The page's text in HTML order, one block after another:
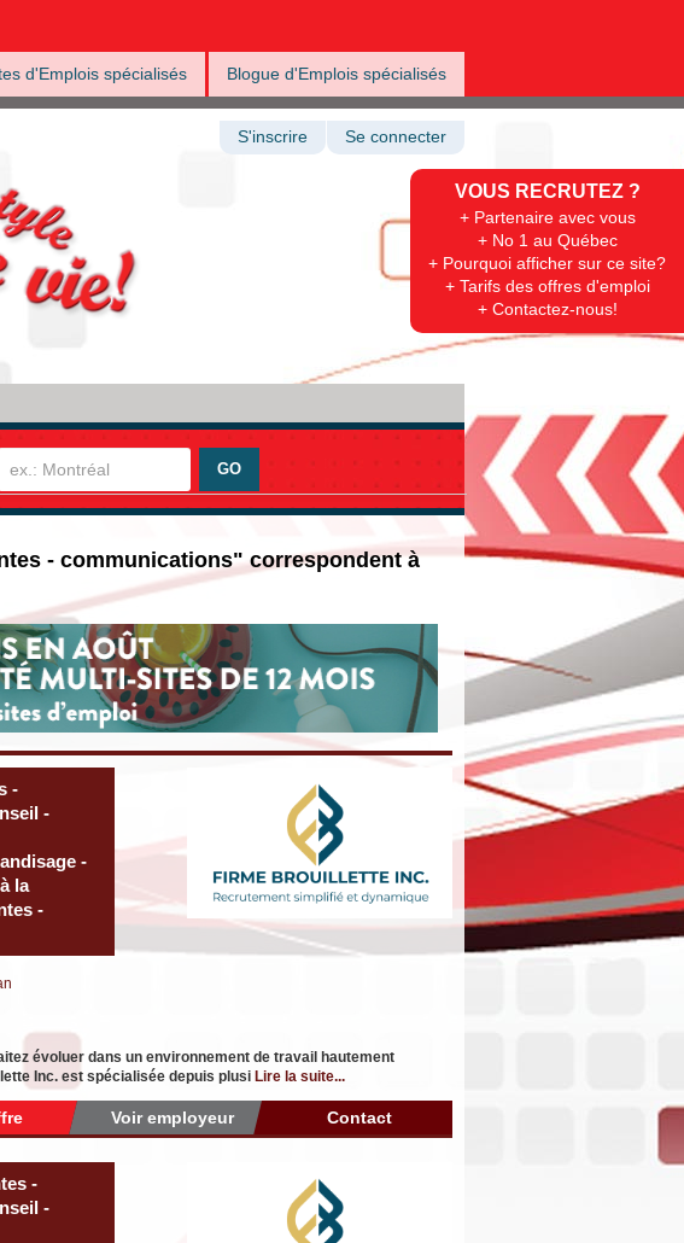
d'Emplois spécialisés Blogue d'Emplois spécialisés
VOUS RECRUTEZ ?
+ Partenaire avec vous
+ No 1 au Québec
+ Pourquoi afficher sur ce site?
+ Tarifs des offres d'emploi
+ Contactez-nous!
S'inscrire Se connecter
- communications" correspondent à
-
-
-
la
-
évoluer dans un environnement de travail hautement
Inc. est spécialisée depuis plusi Lire la suite...
Voir employeur Contact
-
-